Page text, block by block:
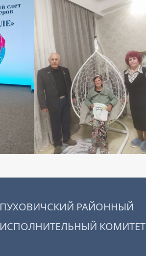
ПУХОВИЧСКИЙ РАЙОННЫЙ
ИСПОЛНИТЕЛЬНЫЙ КОМИТЕТ